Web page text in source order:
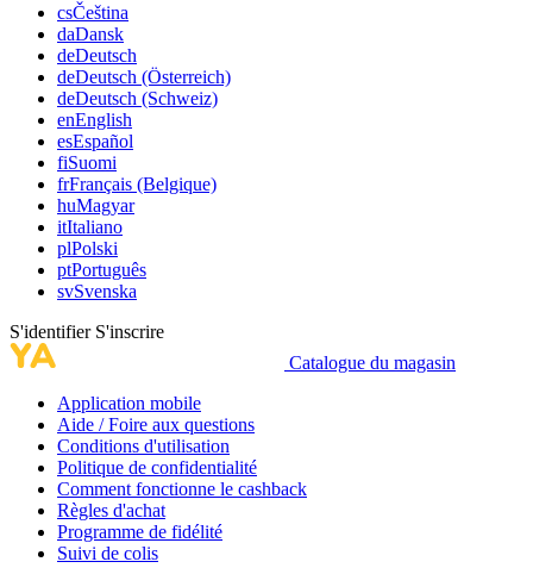
csČeština
daDansk
deDeutsch
deDeutsch (Österreich)
deDeutsch (Schweiz)
enEnglish
esEspañol
fiSuomi
frFrançais (Belgique)
huMagyar
itItaliano
plPolski
ptPortuguês
svSvenska
S'identifier S'inscrire
Catalogue du magasin
Application mobile
Aide / Foire aux questions
Conditions d'utilisation
Politique de confidentialité
Comment fonctionne le cashback
Règles d'achat
Programme de fidélité
Suivi de colis